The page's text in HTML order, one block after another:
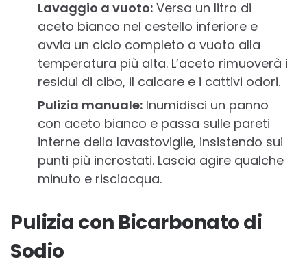
Lavaggio a vuoto: Versa un litro di
aceto bianco nel cestello inferiore e
avvia un ciclo completo a vuoto alla
temperatura più alta. L’aceto rimuoverà i
residui di cibo, il calcare e i cattivi odori.
Pulizia manuale: Inumidisci un panno
con aceto bianco e passa sulle pareti
interne della lavastoviglie, insistendo sui
punti più incrostati. Lascia agire qualche
minuto e risciacqua.
Pulizia con Bicarbonato di
Sodio